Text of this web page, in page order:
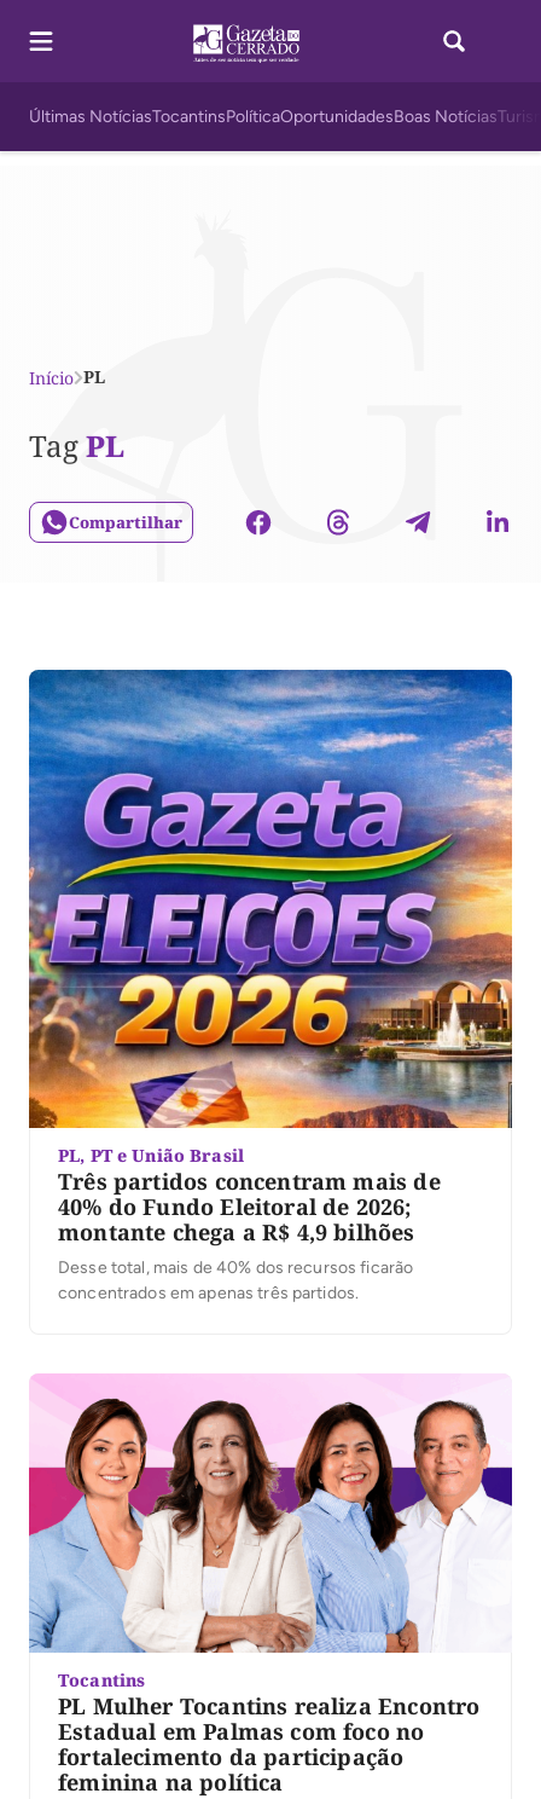
Últimas NotíciasTocantinsPolíticaOportunidadesBoas Notícias
Início PL
TagPL
Compartilhar
PL, PT e União Brasil
Três partidos concentram mais de
40% do Fundo Eleitoral de 2026;
montante chega a R$ 4,9 bilhões
Desse total, mais de 40% dos recursos ficarão
concentrados em apenas três partidos.
Tocantins
PL Mulher Tocantins realiza Encontro
Estadual em Palmas com foco no
fortalecimento da participação
feminina na política